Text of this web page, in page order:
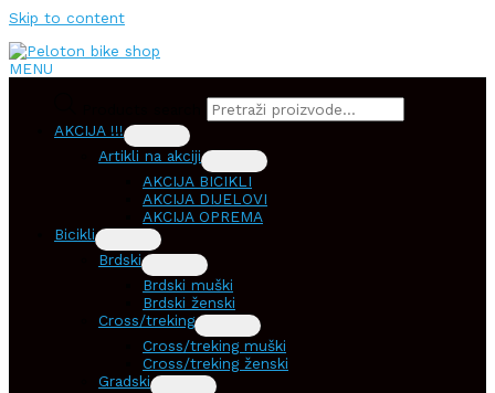
Skip to content
MENU
AKCIJA !!!
Artikli na akciji
AKCIJA BICIKLI
AKCIJA DIJELOVI
AKCIJA OPREMA
Bicikli
Brdski
Brdski muški
Brdski ženski
Cross/treking
Cross/treking muški
Cross/treking ženski
Gradski